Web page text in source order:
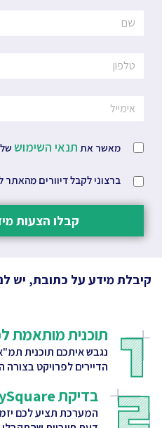
מאשר את תנאי השימוש
ברצוני לקבל דיוורים מהאתר
קבלו הצעות
קיבלת מידע על כתובת, יש
תוכנית מותאמת
הדיירים לפרויקט בצורה
בדיקת CitySquare
המערכת תציע לכם